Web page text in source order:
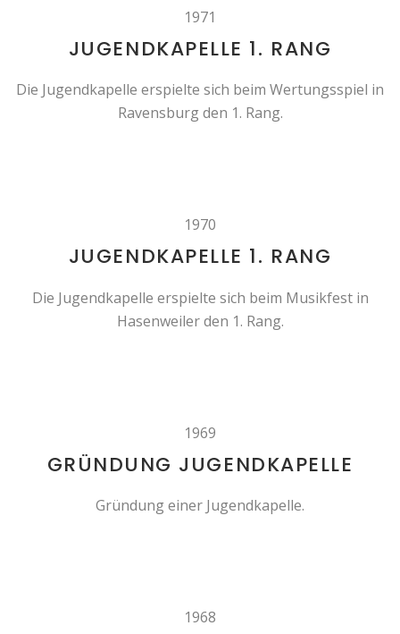
1971
JUGENDKAPELLE 1. RANG
Die Jugendkapelle erspielte sich beim Wertungsspiel in
Ravensburg den 1. Rang.
1970
JUGENDKAPELLE 1. RANG
Die Jugendkapelle erspielte sich beim Musikfest in
Hasenweiler den 1. Rang.
1969
GRÜNDUNG JUGENDKAPELLE
Gründung einer Jugendkapelle.
1968